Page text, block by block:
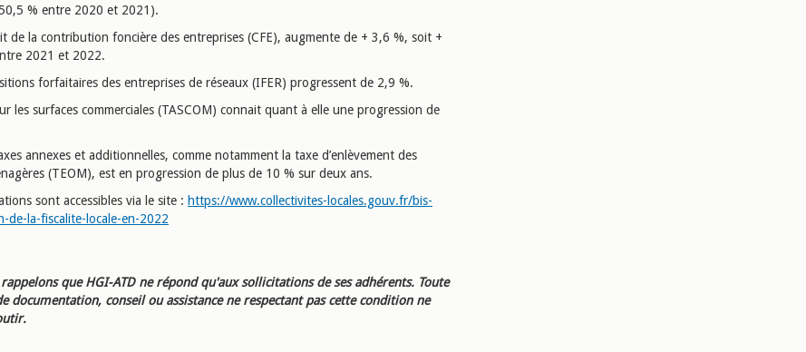
% entre 2020 et 2021).
de la contribution foncière des entreprises (CFE), augmente de + 3,6 %, soit +
2021 et 2022.
forfaitaires des entreprises de réseaux (IFER) progressent de 2,9 %.
les surfaces commerciales (TASCOM) connait quant à elle une progression de
annexes et additionnelles, comme notamment la taxe d’enlèvement des
(TEOM), est en progression de plus de 10 % sur deux ans.
sont accessibles via le site : https://www.collectivites-locales.gouv.fr/bis-
de-la-fiscalite-locale-en-2022
que HGI-ATD ne répond qu'aux sollicitations de ses adhérents. Toute
documentation, conseil ou assistance ne respectant pas cette condition ne